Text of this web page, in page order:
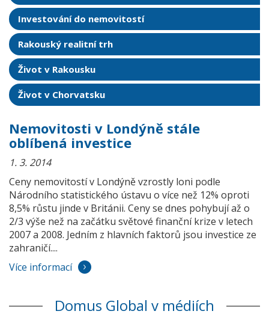
Investování do nemovitostí
Rakouský realitní trh
Život v Rakousku
Život v Chorvatsku
Nemovitosti v Londýně stále
oblíbená investice
1. 3. 2014
Ceny nemovitostí v Londýně vzrostly loni podle
Národního statistického ústavu o více než 12% oproti
8,5% růstu jinde v Británii. Ceny se dnes pohybují až o
2/3 výše než na začátku světové finanční krize v letech
2007 a 2008. Jedním z hlavních faktorů jsou investice ze
zahraničí....
Více informací
Domus Global v médiích